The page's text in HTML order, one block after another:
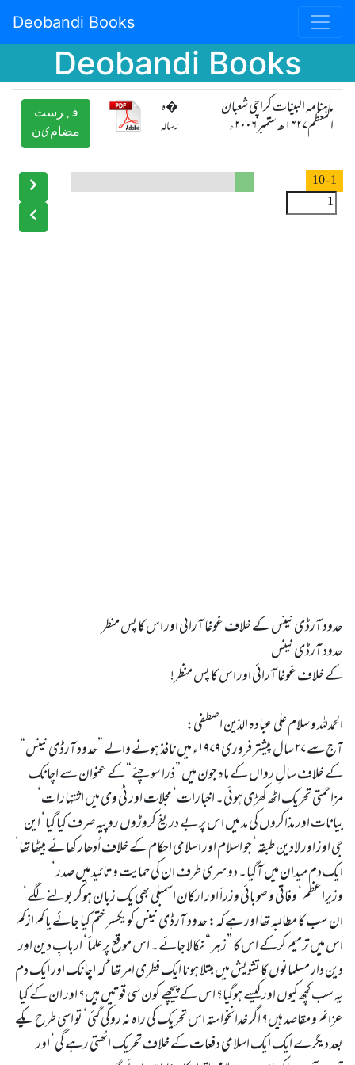
Deobandi Books
Deobandi Books
ماہنامہ البینات کراچی شعبان
المعظم۱۴۲۷ھ ستمبر۲۰۰۶ء
�ہ
رسالہ
ﻓﮩﺮﺳﺖ
ﻣﻀﺎﻡیﻥ
1
- 10